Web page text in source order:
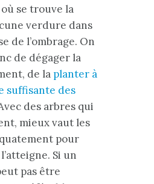
se trouve la
verdure dans
de l’ombrage. On
de dégager la
de la planter à
suffisante des
des arbres qui
mieux vaut les
pour
Si un
pas être